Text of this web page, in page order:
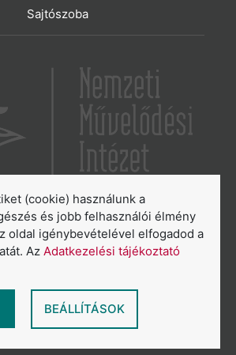
Sajtószoba
Szentkirályi út 2.
aszakkor@nmi.hu
titkarsag@nmi.hu
tájékoztató
Szerződési Feltételek
(cookie) használunk a
és jobb felhasználói élmény
oldal igénybevételével elfogadod a
Az Adatkezelési tájékoztató
BEÁLLÍTÁSOK